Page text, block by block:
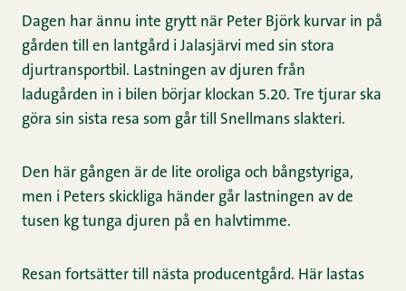
Dagen har ännu inte grytt när Peter Björk kurvar in på
gården till en lantgård i Jalasjärvi med sin stora
djurtransportbil. Lastningen av djuren från
ladugården in i bilen börjar klockan 5.20. Tre tjurar ska
göra sin sista resa som går till Snellmans slakteri.
Den här gången är de lite oroliga och bångstyriga,
men i Peters skickliga händer går lastningen av de
tusen kg tunga djuren på en halvtimme.
Resan fortsätter till nästa producentgård. Här lastas